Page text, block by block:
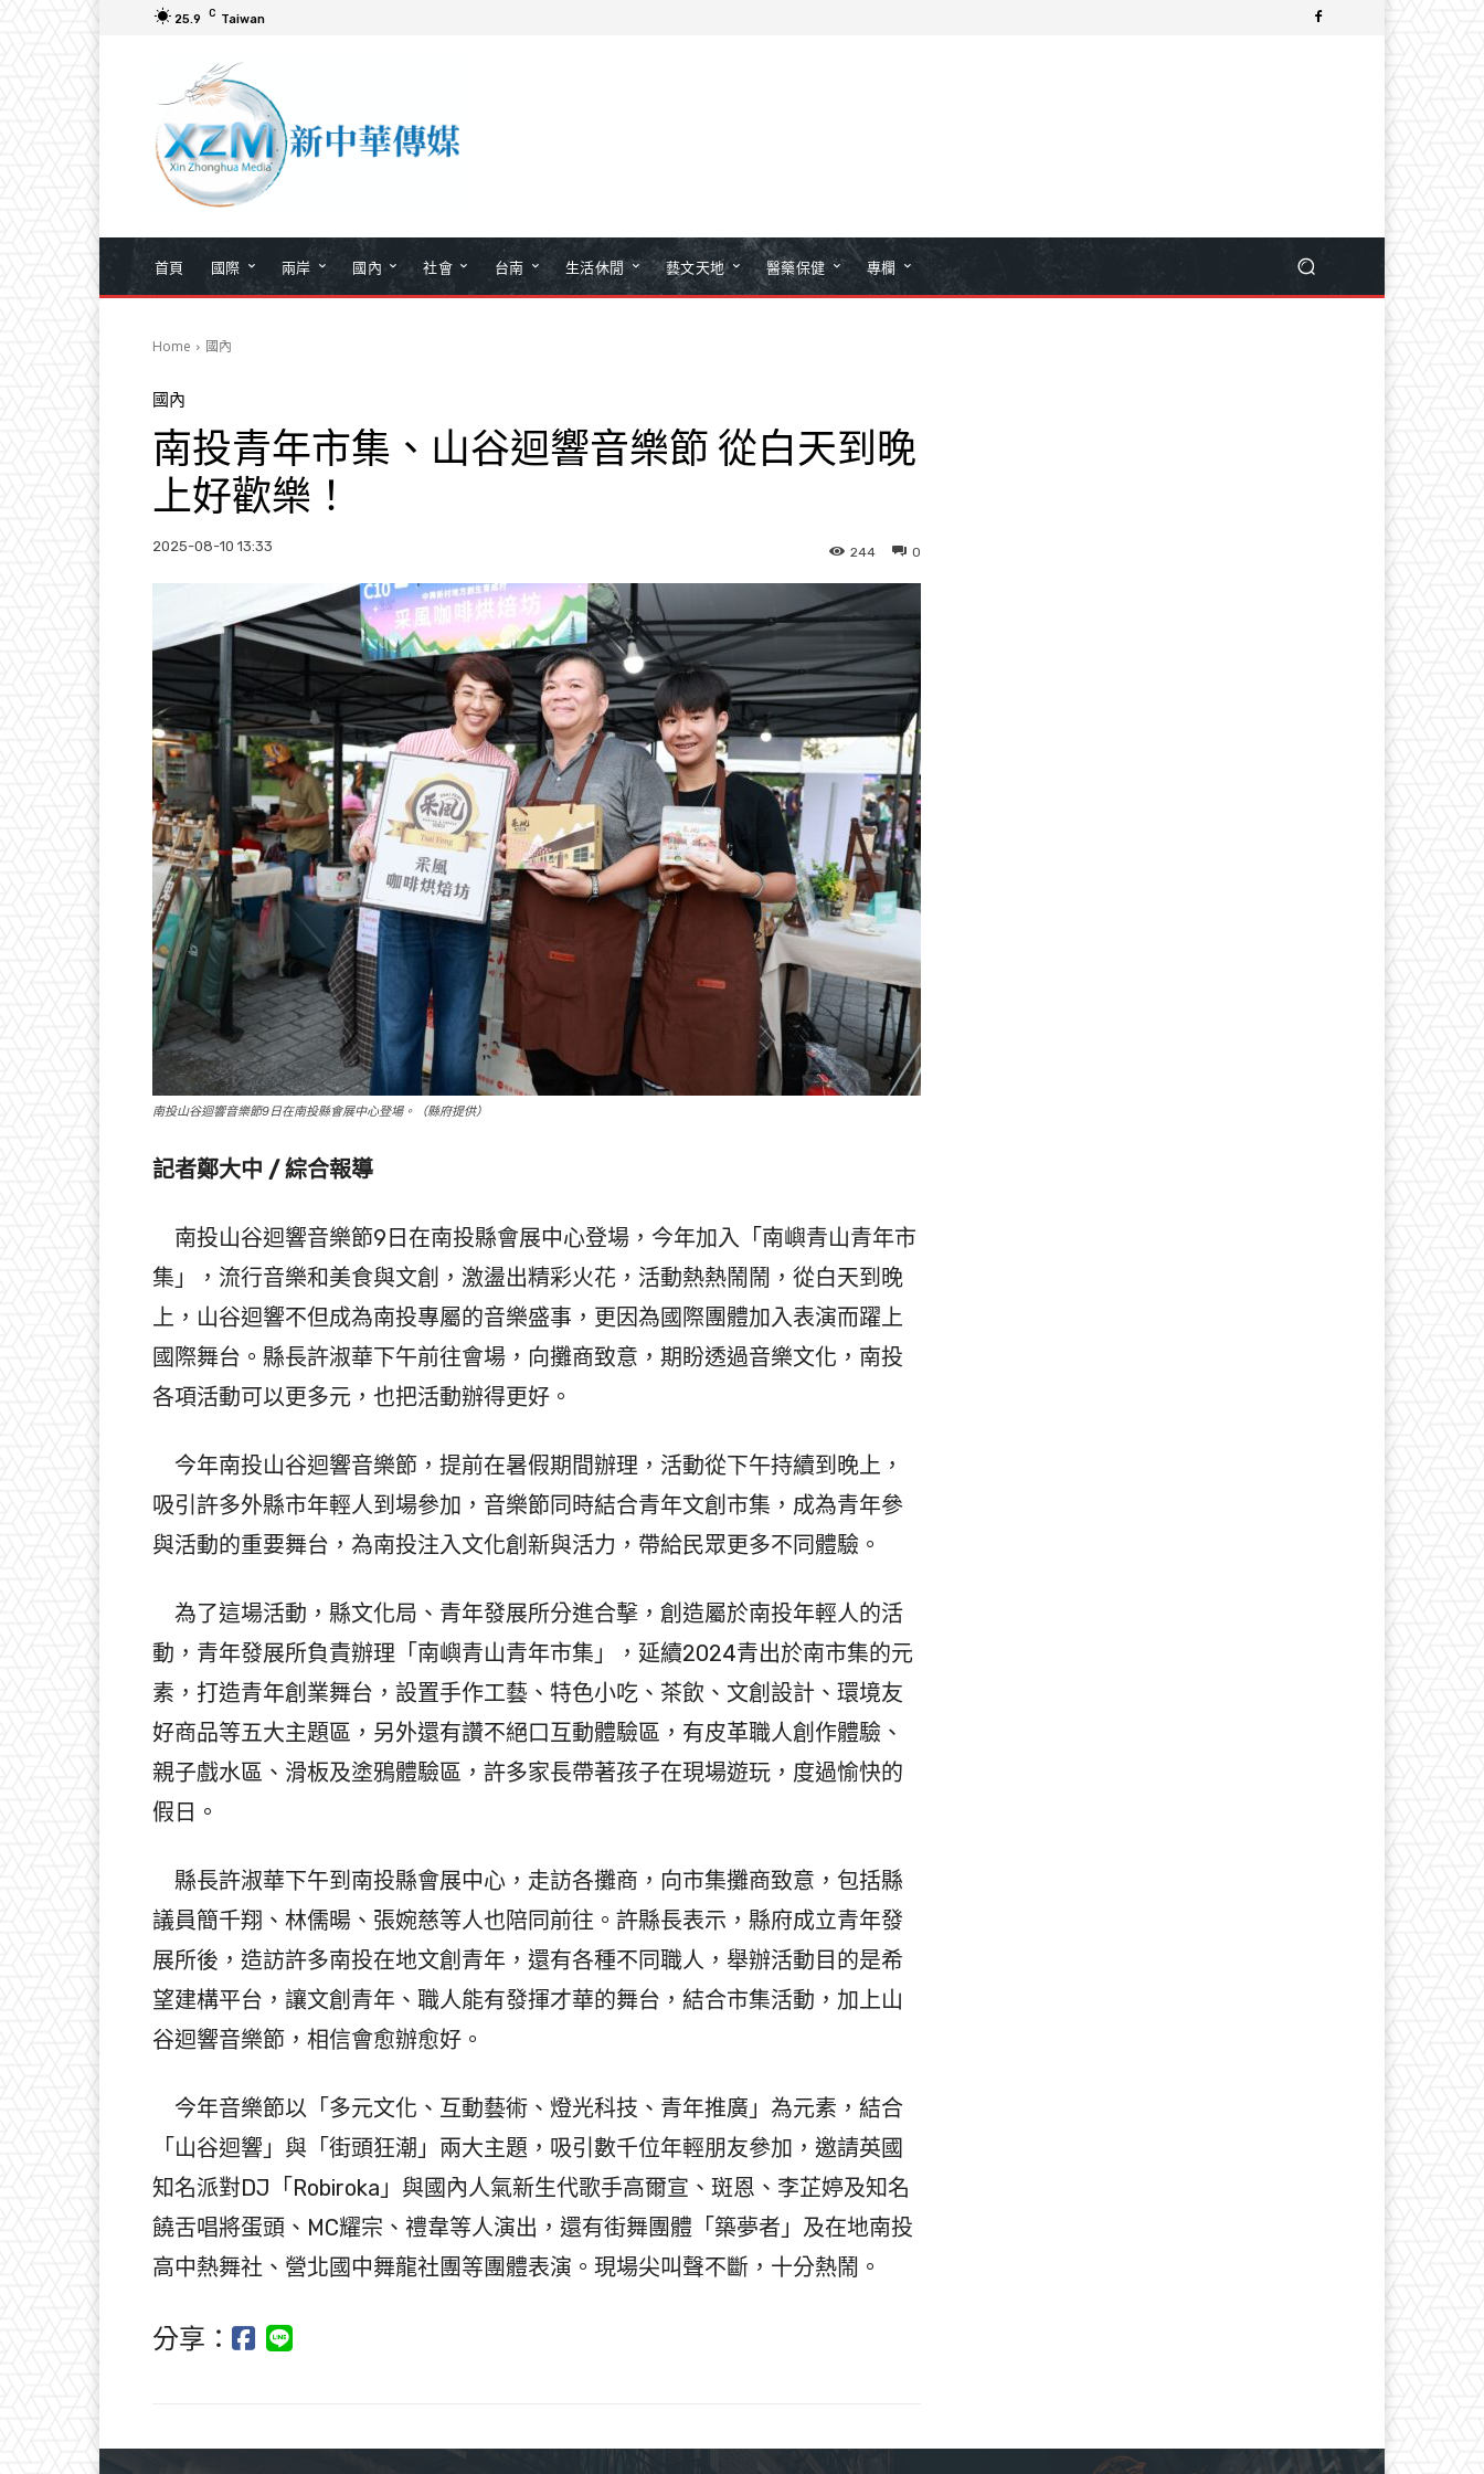
25.9 C Taiwan
首頁 國際 兩岸 國內 社會 台南 生活休閒 藝文天地 醫藥保健 專欄
Home 國內
國內
南投青年市集、山谷迴響音樂節 從白天到晚
上好歡樂！
2025-08-10 13:33 0
244
南投山谷迴響音樂節9日在南投縣會展中心登場。（縣府提供）
記者鄭大中 / 綜合報導
南投山谷迴響音樂節9日在南投縣會展中心登場，今年加入「南嶼青山青年市
集」，流行音樂和美食與文創，激盪出精彩火花，活動熱熱鬧鬧，從白天到晚
上，山谷迴響不但成為南投專屬的音樂盛事，更因為國際團體加入表演而躍上
國際舞台。縣長許淑華下午前往會場，向攤商致意，期盼透過音樂文化，南投
各項活動可以更多元，也把活動辦得更好。
今年南投山谷迴響音樂節，提前在暑假期間辦理，活動從下午持續到晚上，
吸引許多外縣市年輕人到場參加，音樂節同時結合青年文創市集，成為青年參
與活動的重要舞台，為南投注入文化創新與活力，帶給民眾更多不同體驗。
為了這場活動，縣文化局、青年發展所分進合擊，創造屬於南投年輕人的活
動，青年發展所負責辦理「南嶼青山青年市集」，延續2024青出於南市集的元
素，打造青年創業舞台，設置手作工藝、特色小吃、茶飲、文創設計、環境友
好商品等五大主題區，另外還有讚不絕口互動體驗區，有皮革職人創作體驗、
親子戲水區、滑板及塗鴉體驗區，許多家長帶著孩子在現場遊玩，度過愉快的
假日。
縣長許淑華下午到南投縣會展中心，走訪各攤商，向市集攤商致意，包括縣
議員簡千翔、林儒暘、張婉慈等人也陪同前往。許縣長表示，縣府成立青年發
展所後，造訪許多南投在地文創青年，還有各種不同職人，舉辦活動目的是希
望建構平台，讓文創青年、職人能有發揮才華的舞台，結合市集活動，加上山
谷迴響音樂節，相信會愈辦愈好。
今年音樂節以「多元文化、互動藝術、燈光科技、青年推廣」為元素，結合
「山谷迴響」與「街頭狂潮」兩大主題，吸引數千位年輕朋友參加，邀請英國
知名派對DJ「Robiroka」與國內人氣新生代歌手高爾宣、斑恩、李芷婷及知名
饒舌唱將蛋頭、MC耀宗、禮韋等人演出，還有街舞團體「築夢者」及在地南投
高中熱舞社、營北國中舞龍社團等團體表演。現場尖叫聲不斷，十分熱鬧。
分享：